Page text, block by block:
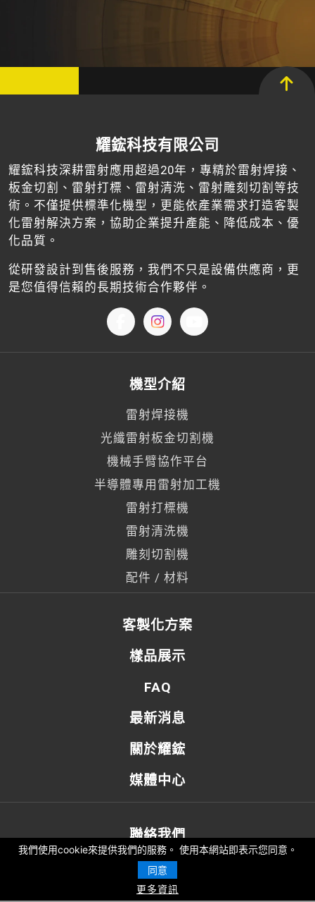
耀鋐科技有限公司
耀鋐科技深耕雷射應用超過20年，專精於雷射焊接、
板金切割、雷射打標、雷射清洗、雷射雕刻切割等技
術。不僅提供標準化機型，更能依產業需求打造客製
化雷射解決方案，協助企業提升產能、降低成本、優
化品質。
從研發設計到售後服務，我們不只是設備供應商，更
是您值得信賴的長期技術合作夥伴。
機型介紹
雷射焊接機
光纖雷射板金切割機
機械手臂協作平台
半導體專用雷射加工機
雷射打標機
雷射清洗機
雕刻切割機
配件 / 材料
客製化方案
樣品展示
FAQ
最新消息
關於耀鋐
媒體中心
聯絡我們
42871台中市大雅區民生路四段218巷12弄11號
yaohung@yholaser.com
我們使用cookie來提供我們的服務。 使用本網站即表示您同意。
同意
更多資訊